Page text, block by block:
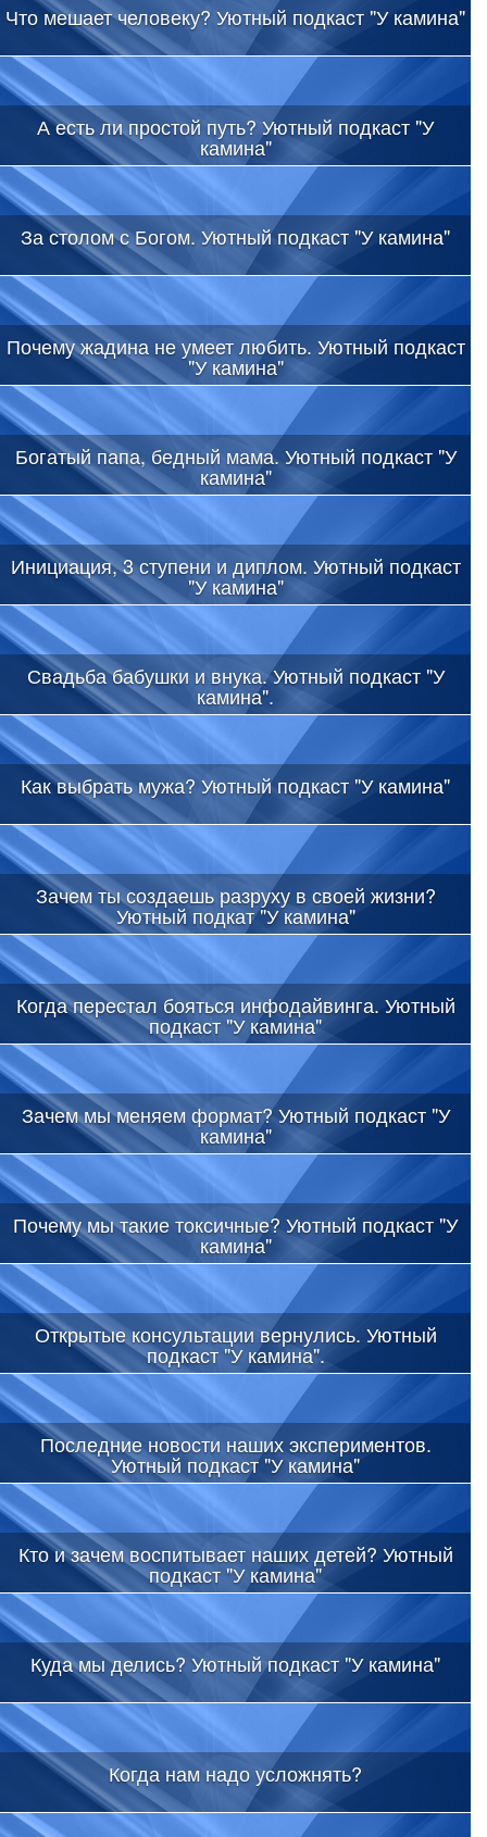
Что мешает человеку? Уютный подкаст "У камина"
А есть ли простой путь? Уютный подкаст "У
камина"
За столом с Богом. Уютный подкаст "У камина"
Почему жадина не умеет любить. Уютный подкаст
"У камина"
Богатый папа, бедный мама. Уютный подкаст "У
камина"
Инициация, 3 ступени и диплом. Уютный подкаст
"У камина"
Свадьба бабушки и внука. Уютный подкаст "У
камина".
Как выбрать мужа? Уютный подкаст "У камина"
Зачем ты создаешь разруху в своей жизни?
Уютный подкат "У камина"
Когда перестал бояться инфодайвинга. Уютный
подкаст "У камина"
Зачем мы меняем формат? Уютный подкаст "У
камина"
Почему мы такие токсичные? Уютный подкаст "У
камина"
Открытые консультации вернулись. Уютный
подкаст "У камина".
Последние новости наших экспериментов.
Уютный подкаст "У камина"
Кто и зачем воспитывает наших детей? Уютный
подкаст "У камина"
Куда мы делись? Уютный подкаст "У камина"
Когда нам надо усложнять?